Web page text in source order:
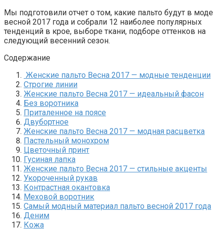
Мы подготовили отчет о том, какие пальто будут в моде
весной 2017 года и собрали 12 наиболее популярных
тенденций в крое, выборе ткани, подборе оттенков на
следующий весенний сезон.
Содержание
Женские пальто Весна 2017 — модные тенденции
Строгие линии
Женские пальто Весна 2017 — идеальный фасон
Без воротника
Приталенное на поясе
Двубортное
Женские пальто Весна 2017 — модная расцветка
Пастельный монохром
Цветочный принт
Гусиная лапка
Женские пальто Весна 2017 — стильные акценты
Укороченный рукав
Контрастная окантовка
Меховой воротник
Самый модный материал пальто весной 2017 года
Деним
Кожа